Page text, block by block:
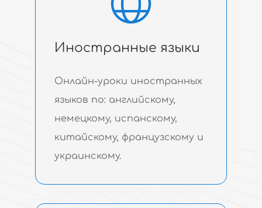
Иностранные языки
Онлайн-уроки иностранных
языков по: английскому,
немецкому, испанскому,
китайскому, французскому и
украинскому.